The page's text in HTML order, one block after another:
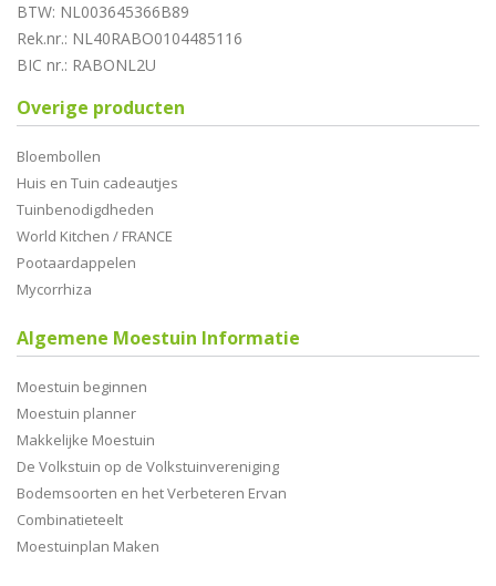
BTW: NL003645366B89
Rek.nr.: NL40RABO0104485116
BIC nr.: RABONL2U
Overige producten
Bloembollen
Huis en Tuin cadeautjes
Tuinbenodigdheden
World Kitchen / FRANCE
Pootaardappelen
Mycorrhiza
Algemene Moestuin Informatie
Moestuin beginnen
Moestuin planner
Makkelijke Moestuin
De Volkstuin op de Volkstuinvereniging
Bodemsoorten en het Verbeteren Ervan
Combinatieteelt
Moestuinplan Maken